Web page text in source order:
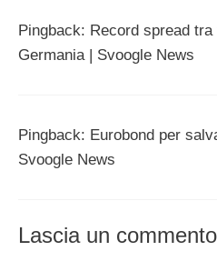
Pingback: Record spread
Germania | Svoogle News
Pingback: Eurobond per
Svoogle News
Lascia un commento